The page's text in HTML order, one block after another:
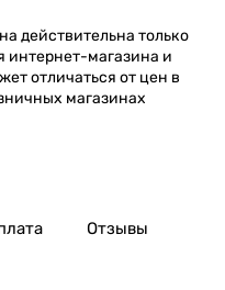
действительна только
интернет-магазина и
отличаться от цен в
магазинах
Отзывы